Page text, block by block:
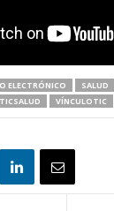
ELECTRÓNICO SALUD
TICSALUD VÍNCULOTIC